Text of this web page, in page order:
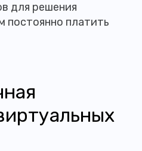
для решения
постоянно платить